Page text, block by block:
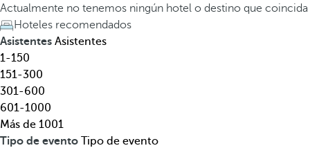
e
l
,
d
e
s
t
i
n
a
t
e
c
l
a
d
e
f
Actualmente no tenemos ningún hotel o destino que
Hoteles recomendados
Asistentes Asistentes
1-150
151-300
301-600
601-1000
Más de 1001
Tipo de evento Tipo de evento